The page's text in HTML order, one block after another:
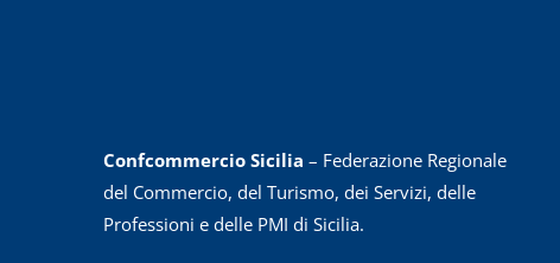
Confcommercio Sicilia – Federazione Regionale
del Commercio, del Turismo, dei Servizi, delle
Professioni e delle PMI di Sicilia.